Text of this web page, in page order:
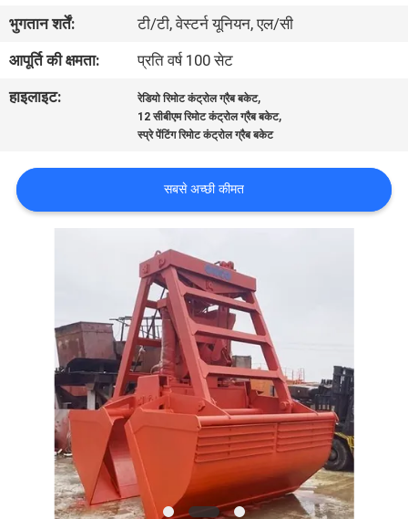
कारखाने
का
नियंत्रण
समाचार
CONTACT
साइटमैप
गोपनीयता
भुगतान शर्तें:
टी/टी, वेस्टर्न यूनियन, एल/सी
आपूर्ति की क्षमता:
प्रति वर्ष 100 सेट
हाइलाइट:
रेडियो रिमोट कंट्रोल ग्रैब बकेट,
12 सीबीएम रिमोट कंट्रोल ग्रैब बकेट,
स्प्रे पेंटिंग रिमोट कंट्रोल ग्रैब बकेट
सबसे अच्छी कीमत